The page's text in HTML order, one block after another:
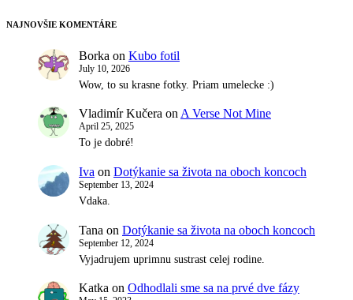
NAJNOVŠIE KOMENTÁRE
Borka on Kubo fotil
July 10, 2026
Wow, to su krasne fotky. Priam umelecke :)
Vladimír Kučera on A Verse Not Mine
April 25, 2025
To je dobré!
Iva on Dotýkanie sa života na oboch koncoch
September 13, 2024
Vdaka.
Tana on Dotýkanie sa života na oboch koncoch
September 12, 2024
Vyjadrujem uprimnu sustrast celej rodine.
Katka on Odhodlali sme sa na prvé dve fázy